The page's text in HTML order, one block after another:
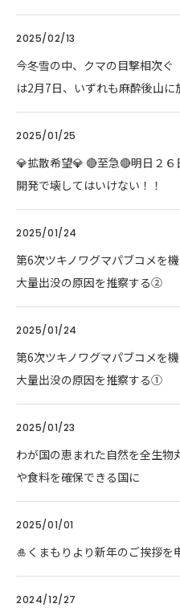
2025/02/13
今冬雪の中、クマの目撃相次
は2月7日、いずれも麻酔後山に
2025/01/25
💎拡散希望💎 🔴至急🔴明日２
開発で壊してはいけない！！
2025/01/24
第6次ツキノワグマパブコメを
大量出没の原因を推察する②
2025/01/24
第6次ツキノワグマパブコメを
大量出没の原因を推察する①
2025/01/23
わが国の恵まれた自然を全生物
や食料を確保できる国に
2025/01/01
🎍くまもりより新年のご挨拶を
2024/12/27